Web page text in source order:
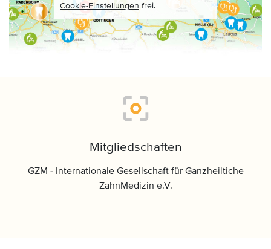
Cookie-Einstellungen frei.
Mitgliedschaften
GZM - Internationale Gesellschaft für Ganzheiltiche
ZahnMedizin e.V.